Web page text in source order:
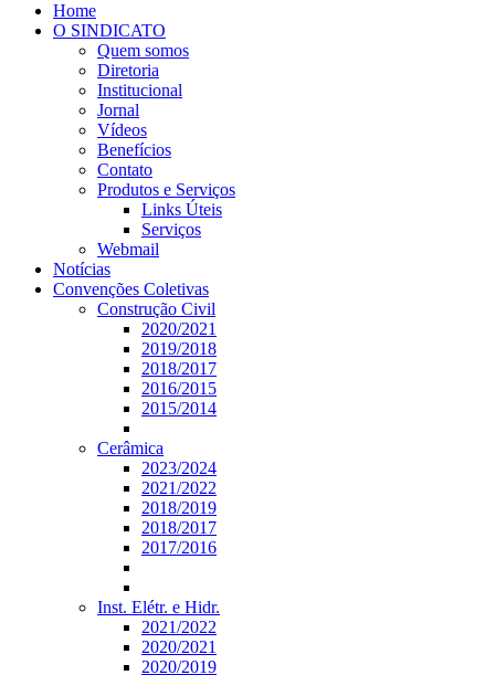
Home
O SINDICATO
Quem somos
Diretoria
Institucional
Jornal
Vídeos
Benefícios
Contato
Produtos e Serviços
Links Úteis
Serviços
Webmail
Notícias
Convenções Coletivas
Construção Civil
2020/2021
2019/2018
2018/2017
2016/2015
2015/2014
Cerâmica
2023/2024
2021/2022
2018/2019
2018/2017
2017/2016
Inst. Elétr. e Hidr.
2021/2022
2020/2021
2020/2019